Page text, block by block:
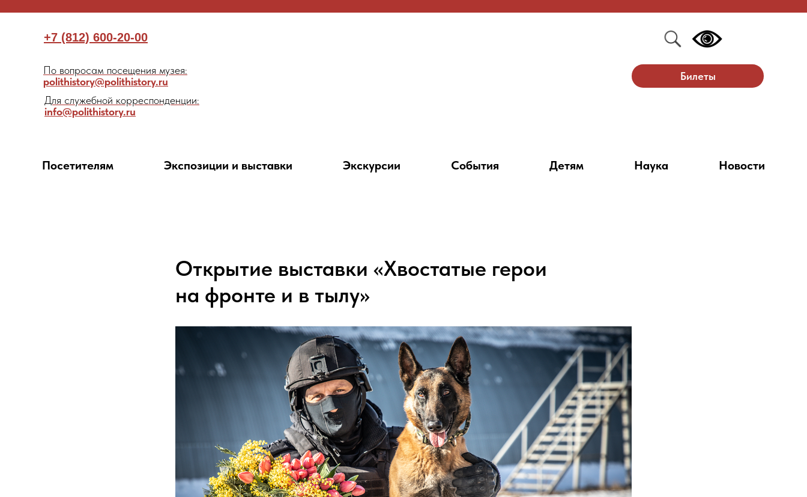
Билеты
+7 (812) 600-20-00
По вопросам посещения музея:
polithistory@polithistory.ru
Для служебной корреспонденции:
info@polithistory.ru
Посетителям Экспозиции и выставки Экскурсии События Детям Наука Новости
Открытие выставки «Хвостатые герои
на фронте и в тылу»